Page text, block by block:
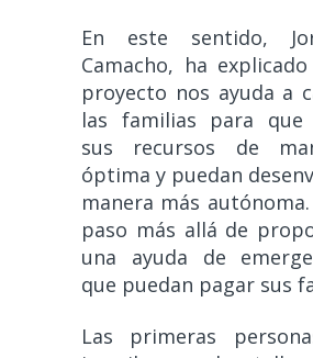
En este sentido,
Camacho, ha
proyecto nos ayuda a
las familias para que
sus recursos de
óptima y puedan
manera más
paso más allá de
una ayuda de
que puedan pagar sus
Las primeras